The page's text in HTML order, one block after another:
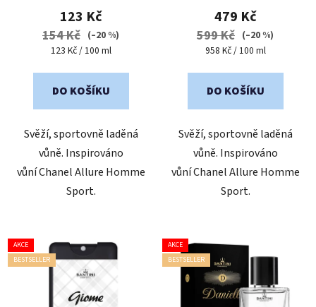
produktu
je
5,0
5
123 Kč
154 Kč (–20 %)
Měrná
123 Kč / 100 ml
DO KOŠÍKU
Svěží, sportovně laděná
vůně. Inspirováno
vůní Chanel Allure Homme
Sport.
produktu
je
5,0
5
479 Kč
599 Kč (–20 %)
Měrná
958 Kč / 100 ml
DO KOŠÍKU
Svěží, sportovně laděná
vůně. Inspirováno
vůní Chanel Allure Homme
Sport.
AKCE
BESTSELLER
AKCE
BESTSELLER